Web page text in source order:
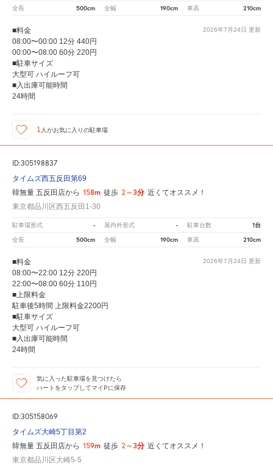
全長 500cm 全幅 190cm 車高 210cm
2026年7月24日 更新
■料金
08:00〜00:00 12分 440円
00:00〜08:00 60分 220円
■駐車サイズ
大型可 ハイルーフ可
■入出庫可能時間
24時間
1 人がお気に入りの駐車場
ID:305198837
タイムズ西五反田第69
韓無量 五反田店から 158m 徒歩 2～3分 近くてオススメ！
東京都品川区西五反田1-30
駐車場形式 - 屋内外形式 - 駐車台数 1台
全長 500cm 全幅 190cm 車高 210cm
2026年7月24日 更新
■料金
08:00〜22:00 12分 220円
22:00〜08:00 60分 110円
■上限料金
駐車後5時間 上限料金2200円
■駐車サイズ
大型可 ハイルーフ可
■入出庫可能時間
24時間
気に入った駐車場を見つけたら
ハートをタップしてマイPに保存
ID:305158069
タイムズ大崎5丁目第2
韓無量 五反田店から 159m 徒歩 2～3分 近くてオススメ！
東京都品川区大崎5-5